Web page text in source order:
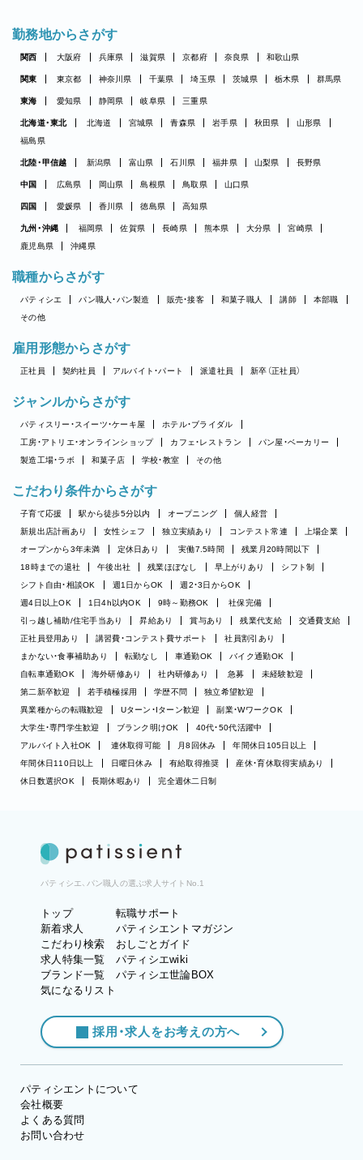
勤務地からさがす
関西 大阪府 兵庫県 滋賀県 京都府 奈良県 和歌山県
関東 東京都 神奈川県 千葉県 埼玉県 茨城県 栃木県 群馬県
東海 愛知県 静岡県 岐阜県 三重県
北海道・東北 北海道 宮城県 青森県 岩手県 秋田県
山形県
福島県
北陸・甲信越 新潟県 富山県 石川県 福井県 山梨県 長野県
中国 広島県 岡山県 島根県 鳥取県 山口県
四国 愛媛県 香川県 徳島県 高知県
九州・沖縄 福岡県 佐賀県 長崎県 熊本県 大分県
宮崎県
鹿児島県
沖縄県
職種からさがす
パティシエ パン職人・パン製造 販売・接客 和菓子職人 講師
本部職
その他
雇用形態からさがす
正社員 契約社員 アルバイト・パート 派遣社員 新卒（正社員）
ジャンルからさがす
パティスリー・スイーツ・ケーキ屋
ホテル・ブライダル
工房・アトリエ・オンラインショップ
カフェ・レストラン
パン屋・ベーカリー
製造工場・ラボ
和菓子店 学校・教室 その他
こだわり条件からさがす
子育て応援 駅から徒歩5分以内 オープニング
個人経営
新規出店計画あり
女性シェフ 独立実績あり コンテスト常連
上場企業
オープンから3年未満
定休日あり 実働7.5時間
残業月20時間以下
18時までの退社
午後出社 残業ほぼなし 早上がりあり
シフト制
シフト自由・相談OK
週1日からOK
週2・3日からOK
週4日以上OK
1日4h以内OK 9時～勤務OK
社保完備
引っ越し補助/住宅手当あり
昇給あり 賞与あり 残業代支給
交通費支給
正社員登用あり
講習費・コンテスト費サポート
社員割引あり
まかない・食事補助あり
転勤なし 車通勤OK
バイク通勤OK
自転車通勤OK
海外研修あり 社内研修あり 急募
未経験歓迎
第二新卒歓迎
若手積極採用 学歴不問
独立希望歓迎
異業種からの転職歓迎
Uターン・Iターン歓迎
副業・WワークOK
大学生・専門学生歓迎
ブランク明けOK
40代・50代活躍中
アルバイト入社OK
連休取得可能 月8回休み
年間休日105日以上
年間休日110日以上
日曜日休み 有給取得推奨
産休・育休取得実績あり
休日数選択OK
長期休暇あり 完全週休二日制
パティシエ、パン職人の選ぶ求人サイトNo.1
トップ
新着求人
こだわり検索
求人特集一覧
ブランド一覧
気になるリスト
転職サポート
パティシエントマガジン
おしごとガイド
パティシエwiki
パティシエ世論BOX
採用・求人をお考えの方へ
パティシエントについて
会社概要
よくある質問
お問い合わせ